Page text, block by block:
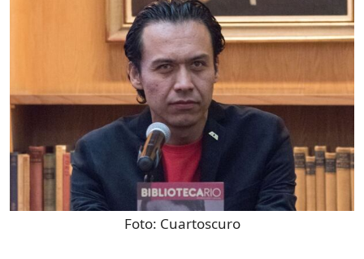
Foto: Cuartoscuro